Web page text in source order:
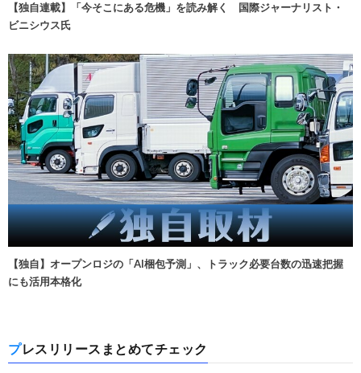
【独自連載】「今そこにある危機」を読み解く 国際ジャーナリスト・
ビニシウス氏
【独自】オープンロジの「AI梱包予測」、トラック必要台数の迅速把握
にも活用本格化
プレスリリースまとめてチェック